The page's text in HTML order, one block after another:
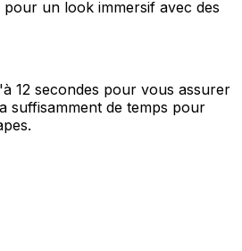
un look immersif avec des
12 secondes pour vous assurer
suffisamment de temps pour